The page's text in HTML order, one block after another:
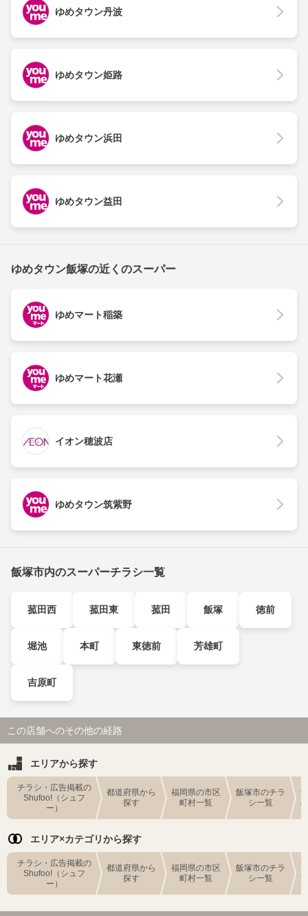
ゆめタウン丹波
ゆめタウン姫路
ゆめタウン浜田
ゆめタウン益田
ゆめタウン飯塚の近くのスーパー
ゆめマート稲築
ゆめマート花瀬
イオン穂波店
ゆめタウン筑紫野
飯塚市内のスーパーチラシ一覧
菰田西 菰田東 菰田 飯塚 徳前
堀池 本町 東徳前 芳雄町
吉原町
この店舗へのその他の経路
エリアから探す
チラシ・広告掲載の
Shufoo!（シュフ
ー）
都道府県から
探す
福岡県の市区
町村一覧
飯塚市のチラ
シ一覧
エリア×カテゴリから探す
チラシ・広告掲載の
Shufoo!（シュフ
ー）
都道府県から
探す
福岡県の市区
町村一覧
飯塚市のチラ
シ一覧